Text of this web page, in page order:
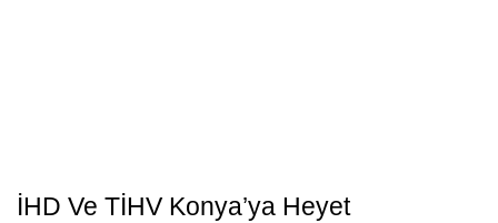
İHD Ve TİHV Konya’ya Heyet